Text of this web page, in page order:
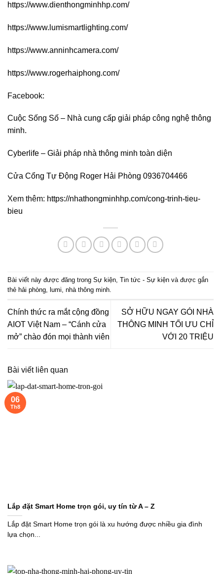
https://www.dienthongminhhp.com/
https://www.lumismartlighting.com/
https://www.anninhcamera.com/
https://www.rogerhaiphong.com/
Facebook:
Cuộc Sống Số – Nhà cung cấp giải pháp công nghệ thông
minh.
Cyberlife – Giải pháp nhà thông minh toàn diện
Cửa Cổng Tự Động Roger Hải Phòng 0936704466
Xem thêm: https://nhathongminhhp.com/cong-trinh-tieu-
bieu
Bài viết này được đăng trong Sự kiện, Tin tức - Sự kiện và được gắn
thẻ hải phòng, lumi, nhà thông minh.
Chính thức ra mắt cộng đồng
AIOT Việt Nam – “Cánh cửa
mở” chào đón mọi thành viên
SỞ HỮU NGAY GÓI NHÀ
THÔNG MINH TỐI ƯU CHỈ
VỚI 20 TRIỆU
Bài viết liên quan
Lắp đặt Smart Home trọn gói, uy tín từ A – Z
Lắp đặt Smart Home trọn gói là xu hướng được nhiều gia đình
lựa chọn...
06
Th8